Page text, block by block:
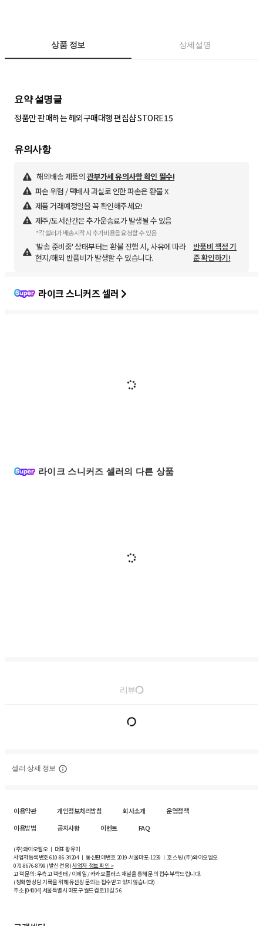
상품 정보 상세설명
요약 설명글
정품만 판매하는 해외구매대행 편집샵 STORE15
유의사항
해외배송 제품의 관부가세 유의사항 확인 필수!
파손 위험 / 택배사 과실로 인한 파손은 환불 X
제품 거래예정일을 꼭 확인해주세요!
제주/도서산간은 추가운송료가 발생될 수 있음
*각 셀러가 배송시작 시 추가비용을 요청할 수 있음
'발송 준비중' 상태부터는 환불 진행 시, 사유에 따라
현지/해외 반품비가 발생할 수 있습니다.
반품비 책정 기
준 확인하기!
라이크 스니커즈 셀러
라이크 스니커즈 셀러의 다른 상품
리뷰
셀러 상세 정보
이용약관 개인정보처리방침 회사소개
운영정책
이용방법
공지사항 이벤트 FAQ
(주)와이오엘오 ㅣ 대표 황유미
사업자등록번호610-86-34204ㅣ 통신판매번호 2019-서울마포-1239 ㅣ 호스팅 (주)와이오엘오
070-8676-8799 (발신 전용)사업자 정보 확인 >
고객 문의: 우측 고객센터 / 이메일 / 카카오플러스 채널을 통해 문의 접수 부탁드립니다.
(정확한 상담 기록을 위해 유선상 문의는 접수받고 있지 않습니다)
주소 [04004] 서울특별시 마포구 월드컵로10길5-6